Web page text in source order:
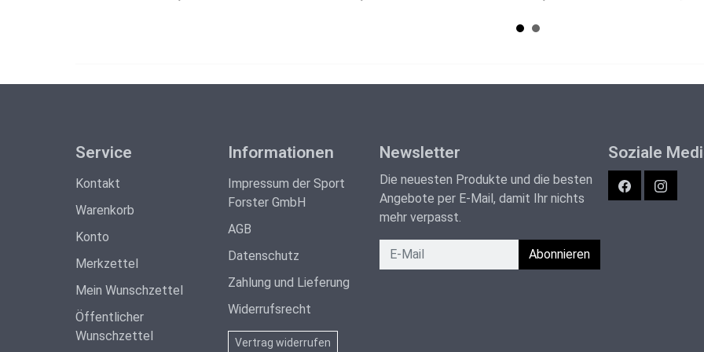
Service
Kontakt
Warenkorb
Konto
Merkzettel
Mein Wunschzettel
Öffentlicher
Wunschzettel
Informationen
Impressum der Sport
Forster GmbH
AGB
Datenschutz
Zahlung und Lieferung
Widerrufsrecht
Vertrag widerrufen
Newsletter
Die neuesten Produkte und die besten
Angebote per E-Mail, damit Ihr nichts
mehr verpasst.
Newsletter Abonnieren
Soziale
FacebookInstagram